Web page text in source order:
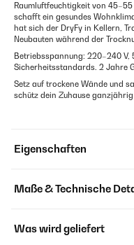
Raumluftfeuchtigkeit von
schafft ein gesundes
hat sich der DryFy in Kellern,
Neubauten während der
Betriebsspannung: 220–240
Sicherheitsstandards. 2 Jahre
Setz auf trockene Wände und
schütz dein Zuhause
Eigenschaften
Maße & Technische
Was wird geliefert